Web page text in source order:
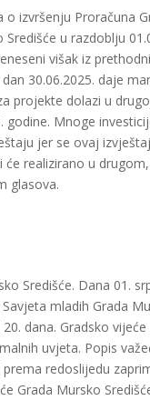
izvršenju Proračuna
Središće u razdoblju
višak iz
30.06.2025. daje
projekte dolazi u
Mnoge
jer se ovaj
realizirano u
glasova.
Središće. Dana 01.
mladih Grada
dana. Gradsko vijeće
uvjeta. Popis
redoslijedu
Grada Mursko